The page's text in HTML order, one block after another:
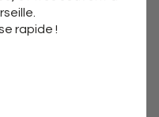
rapide !